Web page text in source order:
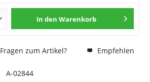
In den Warenkorb
Fragen zum Artikel? Empfehlen
A-02844